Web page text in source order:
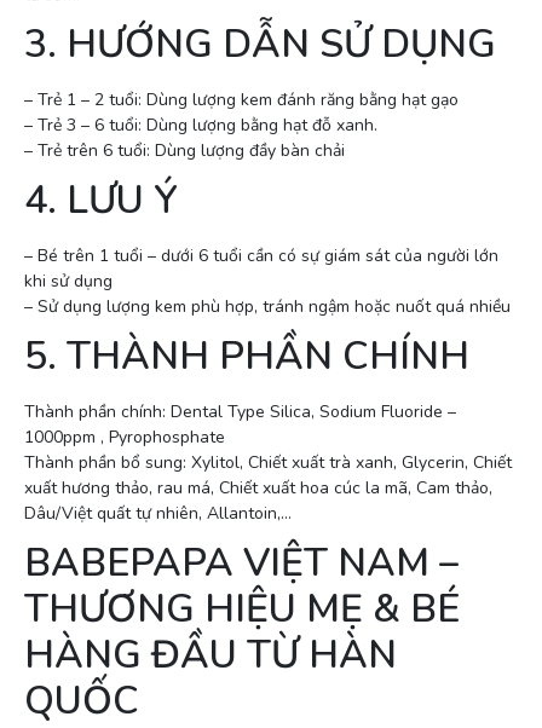
3. HƯỚNG DẪN SỬ DỤNG
– Trẻ 1 – 2 tuổi: Dùng lượng kem đánh răng bằng hạt gạo
– Trẻ 3 – 6 tuổi: Dùng lượng bằng hạt đỗ xanh.
– Trẻ trên 6 tuổi: Dùng lượng đầy bàn chải
4. LƯU Ý
– Bé trên 1 tuổi – dưới 6 tuổi cần có sự giám sát của người lớn
khi sử dụng
– Sử dụng lượng kem phù hợp, tránh ngậm hoặc nuốt quá nhiều
5. THÀNH PHẦN CHÍNH
Thành phần chính: Dental Type Silica, Sodium Fluoride –
1000ppm , Pyrophosphate
Thành phần bổ sung: Xylitol, Chiết xuất trà xanh, Glycerin, Chiết
xuất hương thảo, rau má, Chiết xuất hoa cúc la mã, Cam thảo,
Dâu/Việt quất tự nhiên, Allantoin,…
BABEPAPA VIỆT NAM –
THƯƠNG HIỆU MẸ & BÉ
HÀNG ĐẦU TỪ HÀN
QUỐC